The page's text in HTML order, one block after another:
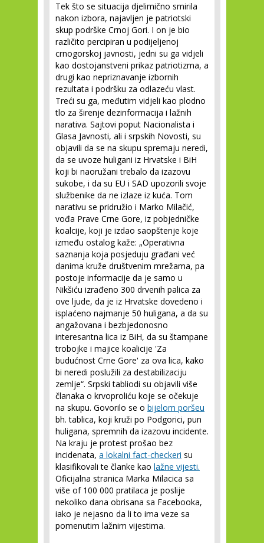
Tek što se situacija djelimično smirila
nakon izbora, najavljen je patriotski
skup podrške Crnoj Gori. I on je bio
različito percipiran u podijeljenoj
crnogorskoj javnosti, jedni su ga vidjeli
kao dostojanstveni prikaz patriotizma, a
drugi kao nepriznavanje izbornih
rezultata i podršku za odlazeću vlast.
Treći su ga, međutim vidjeli kao plodno
tlo za širenje dezinformacija i lažnih
narativa. Sajtovi poput Nacionalista i
Glasa Javnosti, ali i srpskih Novosti, su
objavili da se na skupu spremaju neredi,
da se uvoze huligani iz Hrvatske i BiH
koji bi naoružani trebalo da izazovu
sukobe, i da su EU i SAD upozorili svoje
službenike da ne izlaze iz kuća. Tom
narativu se pridružio i Marko Milačić,
vođa Prave Crne Gore, iz pobjedničke
koalcije, koji je izdao saopštenje koje
između ostalog kaže: „Operativna
saznanja koja posjeduju građani već
danima kruže društvenim mrežama, pa
postoje informacije da je samo u
Nikšiću izrađeno 300 drvenih palica za
ove ljude, da je iz Hrvatske dovedeno i
isplaćeno najmanje 50 huligana, a da su
angažovana i bezbjedonosno
interesantna lica iz BiH, da su štampane
trobojke i majice koalicije 'Za
budućnost Crne Gore' za ova lica, kako
bi neredi poslužili za destabilizaciju
zemlje“. Srpski tabliodi su objavili više
članaka o krvoproliću koje se očekuje
na skupu. Govorilo se o bijelom poršeu
bh. tablica, koji kruži po Podgorici, pun
huligana, spremnih da izazovu incidente.
Na kraju je protest prošao bez
incidenata, a lokalni fact-checkeri su
klasifikovali te članke kao lažne vijesti.
Oficijalna stranica Marka Milacica sa
više of 100 000 pratilaca je poslije
nekoliko dana obrisana sa Facebooka,
iako je nejasno da li to ima veze sa
pomenutim lažnim vijestima.